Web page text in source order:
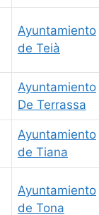
Ayuntamiento
de Teià
Ayuntamiento
De Terrassa
Ayuntamiento
de Tiana
Ayuntamiento
de Tona